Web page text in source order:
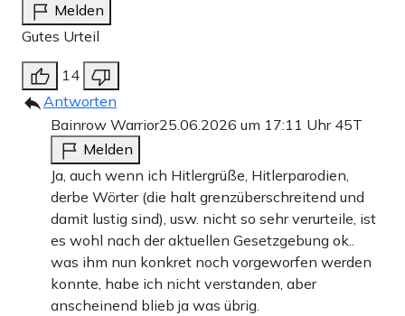
Melden
Gutes Urteil
14
Antworten
Bainrow Warrior25.06.2026 um 17:11 Uhr 45T
Melden
Ja, auch wenn ich Hitlergrüße, Hitlerparodien,
derbe Wörter (die halt grenzüberschreitend und
damit lustig sind), usw. nicht so sehr verurteile, ist
es wohl nach der aktuellen Gesetzgebung ok..
was ihm nun konkret noch vorgeworfen werden
konnte, habe ich nicht verstanden, aber
anscheinend blieb ja was übrig.